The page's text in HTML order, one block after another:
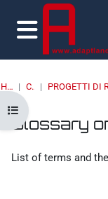
Vai al contenuto
Pannello
Apri indice del corso
HOME CORSI
Glossary
List of terms and